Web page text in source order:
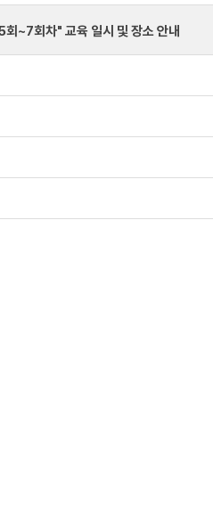
~7회차" 교육 일시 및 장소 안내